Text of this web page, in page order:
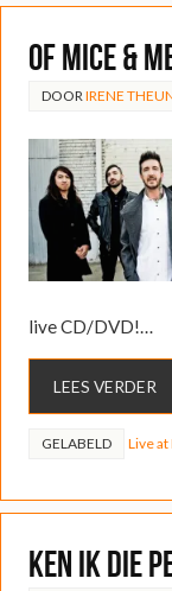
Of Mice &
DOOR IRENE
live CD/DVD!…
LEES VERDER
GELABELD Live
Ken ik die